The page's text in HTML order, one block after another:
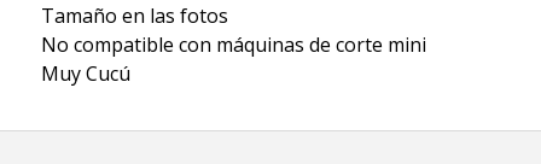
Tamaño en las fotos
No compatible con máquinas de corte mini
Muy Cucú